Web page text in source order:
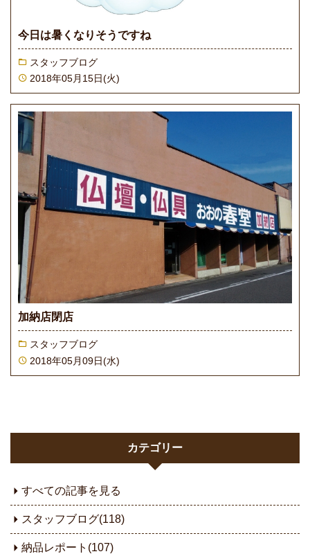
今日は暑くなりそうですね
スタッフブログ
2018年05月15日(火)
加納店閉店
スタッフブログ
2018年05月09日(水)
カテゴリー
すべての記事を見る
スタッフブログ(118)
納品レポート(107)